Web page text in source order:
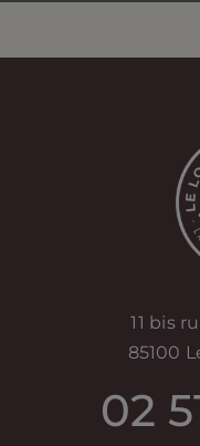
11 bis
85100
02